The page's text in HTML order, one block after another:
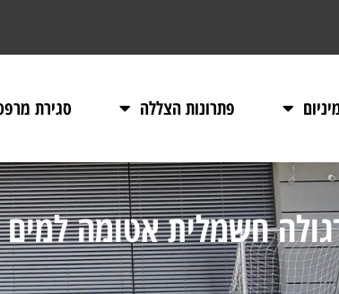
פתרונות הצללה סגירת
חשמלית אטומה למים